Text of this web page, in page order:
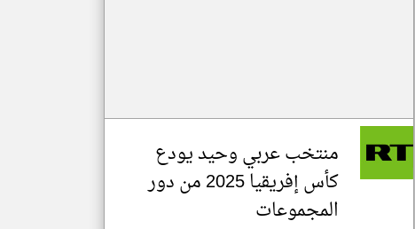
منتخب عربي وحيد يودع
كأس إفريقيا 2025 من دور
المجموعات